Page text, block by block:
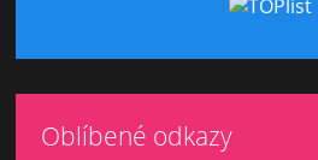
Oblíbené odkazy